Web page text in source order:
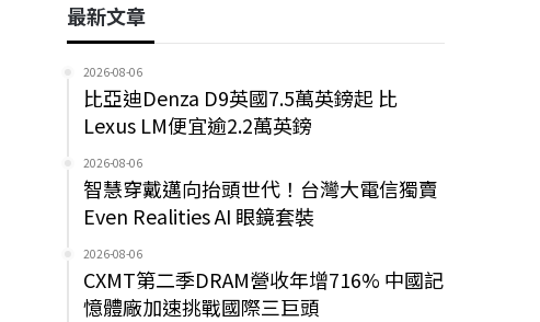
最新文章
2026-08-06
比亞迪Denza D9英國7.5萬英鎊起 比
Lexus LM便宜逾2.2萬英鎊
2026-08-06
智慧穿戴邁向抬頭世代！台灣大電信獨賣
Even Realities AI 眼鏡套裝
2026-08-06
CXMT第二季DRAM營收年增716% 中國記
憶體廠加速挑戰國際三巨頭